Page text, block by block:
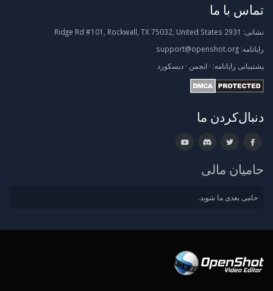
تماس با ما
نشانی:
رایانامه: support@openshot.org
پشتیبانی رایانامه: · انجمن · دیسکورد
دنبال‌کردن ما
حامیان مالی
حامی بعدی ما شوید.